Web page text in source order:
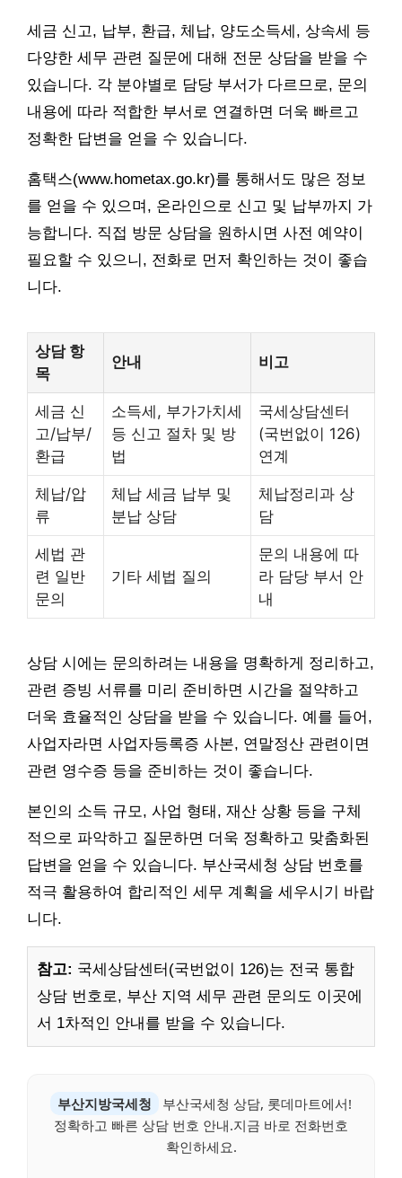
세금 신고, 납부, 환급, 체납, 양도소득세, 상속세 등
다양한 세무 관련 질문에 대해 전문 상담을 받을 수
있습니다. 각 분야별로 담당 부서가 다르므로, 문의
내용에 따라 적합한 부서로 연결하면 더욱 빠르고
정확한 답변을 얻을 수 있습니다.
홈택스(www.hometax.go.kr)를 통해서도 많은 정보
를 얻을 수 있으며, 온라인으로 신고 및 납부까지 가
능합니다. 직접 방문 상담을 원하시면 사전 예약이
필요할 수 있으니, 전화로 먼저 확인하는 것이 좋습
니다.
상담 항
목
안내 비고
세금 신
고/납부/
환급
소득세, 부가가치세
등 신고 절차 및 방
법
국세상담센터
(국번없이 126)
연계
체납/압
류
체납 세금 납부 및
분납 상담
체납정리과 상
담
세법 관
련 일반
문의
기타 세법 질의
문의 내용에 따
라 담당 부서 안
내
상담 시에는 문의하려는 내용을 명확하게 정리하고,
관련 증빙 서류를 미리 준비하면 시간을 절약하고
더욱 효율적인 상담을 받을 수 있습니다. 예를 들어,
사업자라면 사업자등록증 사본, 연말정산 관련이면
관련 영수증 등을 준비하는 것이 좋습니다.
본인의 소득 규모, 사업 형태, 재산 상황 등을 구체
적으로 파악하고 질문하면 더욱 정확하고 맞춤화된
답변을 얻을 수 있습니다. 부산국세청 상담 번호를
적극 활용하여 합리적인 세무 계획을 세우시기 바랍
니다.
참고: 국세상담센터(국번없이 126)는 전국 통합
상담 번호로, 부산 지역 세무 관련 문의도 이곳에
서 1차적인 안내를 받을 수 있습니다.
부산지방국세청
부산국세청 상담, 롯데마트에서!
정확하고 빠른 상담 번호 안내.지금 바로 전화번호
확인하세요.